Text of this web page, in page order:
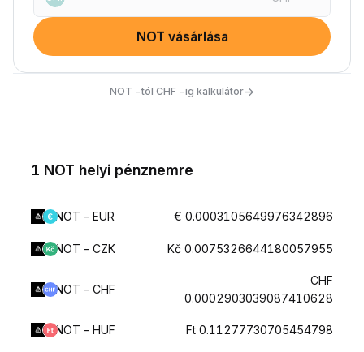
NOT vásárlása
NOT -tól CHF -ig kalkulátor→
1 NOT helyi pénznemre
NOT – EUR € 0.0003105649976342896
NOT – CZK Kč 0.0075326644180057955
NOT – CHF
CHF
0.0002903039087410628
NOT – HUF Ft 0.11277730705454798